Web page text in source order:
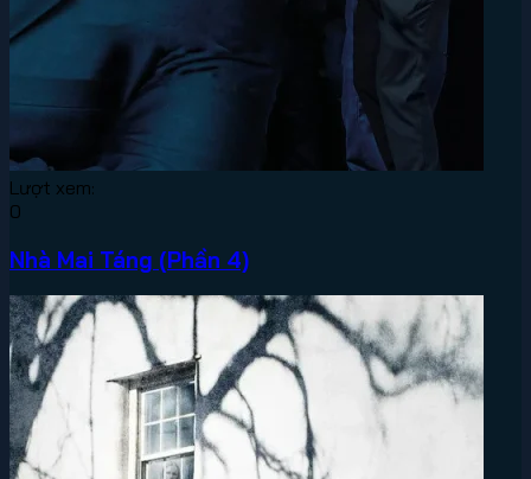
Lượt xem:
0
Nhà Mai Táng (Phần 4)